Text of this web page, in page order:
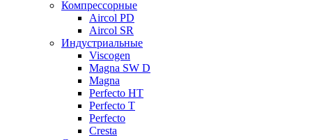
Компрессорные
Aircol PD
Aircol SR
Индустриальные
Viscogen
Magna SW D
Magna
Perfecto HT
Perfecto T
Perfecto
Cresta